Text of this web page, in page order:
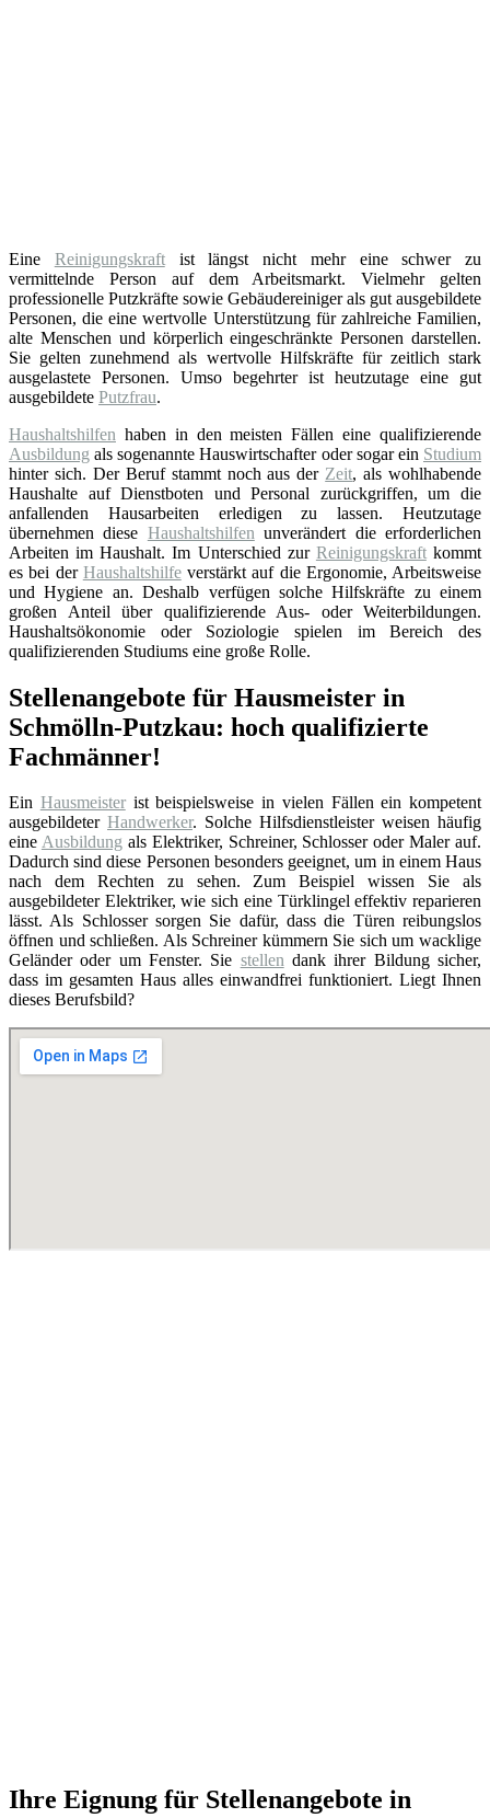
Eine Reinigungskraftist längst nicht mehr eine schwer zu
vermittelnde Person auf dem Arbeitsmarkt. Vielmehr gelten
professionelle Putzkräfte sowie Gebäudereiniger als gut ausgebildete
Personen, die eine wertvolle Unterstützung für zahlreiche Familien,
alte Menschen und körperlich eingeschränkte Personen darstellen.
Sie gelten zunehmend als wertvolle Hilfskräfte für zeitlich stark
ausgelastete Personen. Umso begehrter ist heutzutage eine gut
ausgebildete Putzfrau.
Haushaltshilfen haben in den meisten Fällen eine qualifizierende
Ausbildung als sogenannte Hauswirtschafter oder sogar ein Studium
hinter sich. Der Beruf stammt noch aus der Zeit, als wohlhabende
Haushalte auf Dienstboten und Personal zurückgriffen, um die
anfallenden Hausarbeiten erledigen zu lassen. Heutzutage
übernehmen diese Haushaltshilfen unverändert die erforderlichen
Arbeiten im Haushalt. Im Unterschied zur Reinigungskraftkommt
es bei der Haushaltshilfeverstärkt auf die Ergonomie, Arbeitsweise
und Hygiene an. Deshalb verfügen solche Hilfskräfte zu einem
großen Anteil über qualifizierende Aus- oder Weiterbildungen.
Haushaltsökonomie oder Soziologie spielen im Bereich des
qualifizierenden Studiums eine große Rolle.
Stellenangebote für Hausmeister in
Schmölln-Putzkau: hoch qualifizierte
Fachmänner!
Ein Hausmeisterist beispielsweise in vielen Fällen ein kompetent
ausgebildeter Handwerker. Solche Hilfsdienstleister weisen häufig
eine Ausbildungals Elektriker, Schreiner, Schlosser oder Maler auf.
Dadurch sind diese Personen besonders geeignet, um in einem Haus
nach dem Rechten zu sehen. Zum Beispiel wissen Sie als
ausgebildeter Elektriker, wie sich eine Türklingel effektiv reparieren
lässt. Als Schlosser sorgen Sie dafür, dass die Türen reibungslos
öffnen und schließen. Als Schreiner kümmern Sie sich um wacklige
Geländer oder um Fenster. Sie stellendank ihrer Bildung sicher,
dass im gesamten Haus alles einwandfrei funktioniert. Liegt Ihnen
dieses Berufsbild?
Ihre Eignung für Stellenangebote in